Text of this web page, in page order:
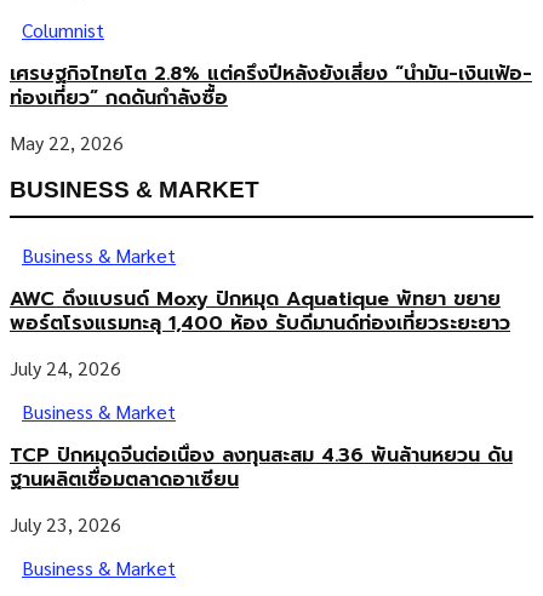
Columnist
เศรษฐกิจไทยโต 2.8% แต่ครึ่งปีหลังยังเสี่ยง “น้ำมัน-เงินเฟ้อ-
ท่องเที่ยว” กดดันกำลังซื้อ
May 22, 2026
BUSINESS & MARKET
Business & Market
AWC ดึงแบรนด์ Moxy ปักหมุด Aquatique พัทยา ขยาย
พอร์ตโรงแรมทะลุ 1,400 ห้อง รับดีมานด์ท่องเที่ยวระยะยาว
July 24, 2026
Business & Market
TCP ปักหมุดจีนต่อเนื่อง ลงทุนสะสม 4.36 พันล้านหยวน ดัน
ฐานผลิตเชื่อมตลาดอาเซียน
July 23, 2026
Business & Market